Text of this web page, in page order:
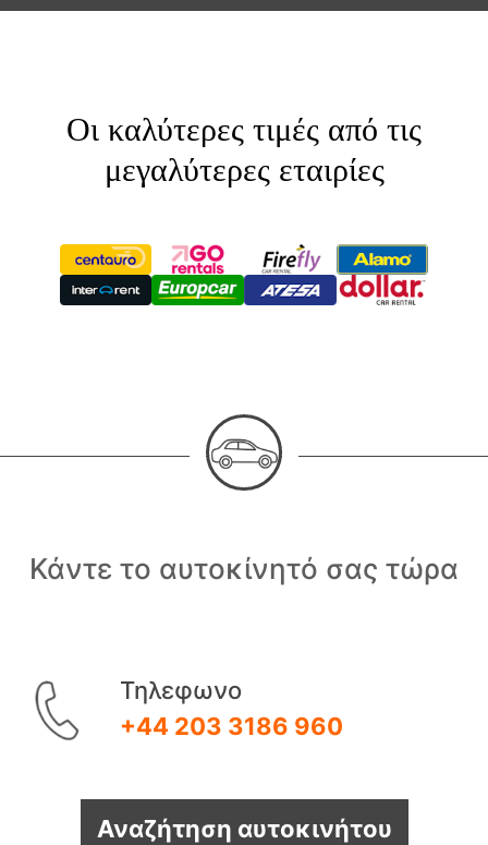
Οι καλύτερες τιμές από τις
μεγαλύτερες εταιρίες
Κάντε το αυτοκίνητό σας τώρα
Τηλεφωνο
+44 203 3186 960
Αναζήτηση αυτοκινήτου